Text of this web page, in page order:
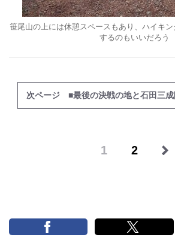
笹尾山の上には休憩スペースもあり、ハイキ
するのもいいだろう
次ページ ■最後の決戦の地と石田三成
1 2